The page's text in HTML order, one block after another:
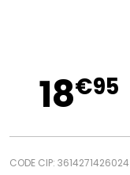
18€95
CODE CIP: 3614271426024